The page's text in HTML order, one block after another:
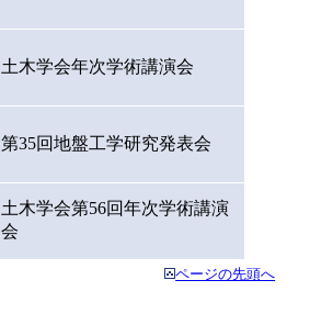
土木学会年次学術講演会
第35回地盤工学研究発表会
土木学会第56回年次学術講演
会
ページの先頭へ